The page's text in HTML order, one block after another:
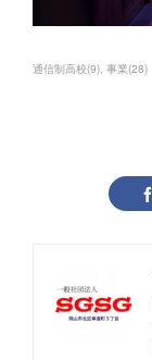
通信制高校(9) 事業(28)